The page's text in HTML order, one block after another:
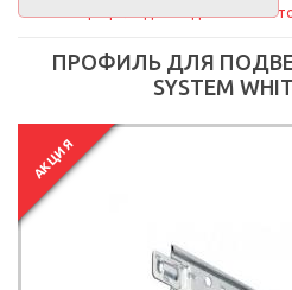
Профиль для подвесного
ПРОФИЛЬ ДЛЯ
SYSTEM
АКЦИЯ